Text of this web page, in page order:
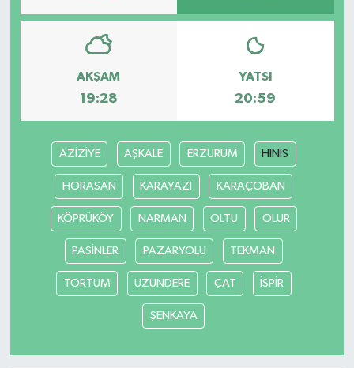
AKŞAM
19:28
YATSI
20:59
AZİZİYE AŞKALE ERZURUM HINIS
HORASAN KARAYAZI KARAÇOBAN
KÖPRÜKÖY NARMAN OLTU OLUR
PASİNLER PAZARYOLU TEKMAN
TORTUM UZUNDERE ÇAT İSPİR
ŞENKAYA